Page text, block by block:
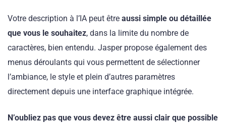
Votre description à l’IA peut être aussi simple ou détaillée
que vous le souhaitez, dans la limite du nombre de
caractères, bien entendu. Jasper propose également des
menus déroulants qui vous permettent de sélectionner
l’ambiance, le style et plein d’autres paramètres
directement depuis une interface graphique intégrée.
N’oubliez pas que vous devez être aussi clair que possible